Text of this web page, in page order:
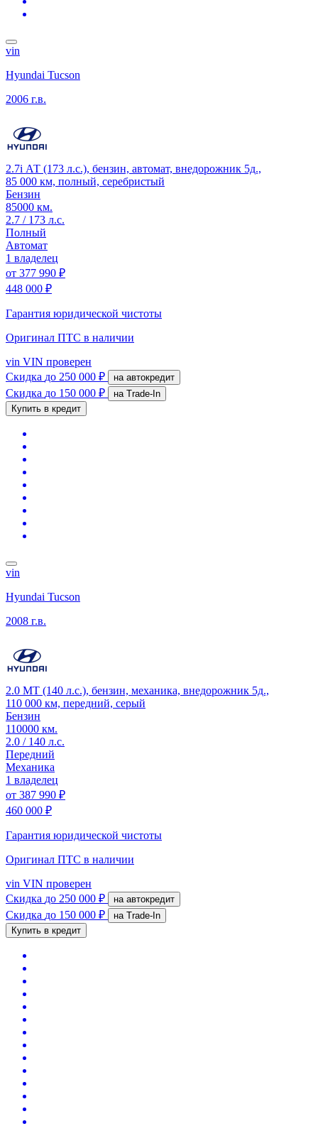
vin
Hyundai Tucson
2006 г.в.
2.7i АТ (173 л.с.), бензин, автомат, внедорожник 5д.,
85 000 км, полный, серебристый
Бензин
85000 км.
2.7 / 173 л.с.
Полный
Автомат
1 владелец
от 377 990 ₽
448 000 ₽
Гарантия юридической чистоты
Оригинал ПТС в наличии
vin VIN проверен
Скидка до 250 000 ₽ на автокредит
Скидка до 150 000 ₽
на Trade-In
Купить в кредит
vin
Hyundai Tucson
2008 г.в.
2.0 MT (140 л.с.), бензин, механика, внедорожник 5д.,
110 000 км, передний, серый
Бензин
110000 км.
2.0 / 140 л.с.
Передний
Механика
1 владелец
от 387 990 ₽
460 000 ₽
Гарантия юридической чистоты
Оригинал ПТС в наличии
vin VIN проверен
Скидка до 250 000 ₽ на автокредит
Скидка до 150 000 ₽
на Trade-In
Купить в кредит